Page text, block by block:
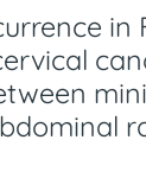
in